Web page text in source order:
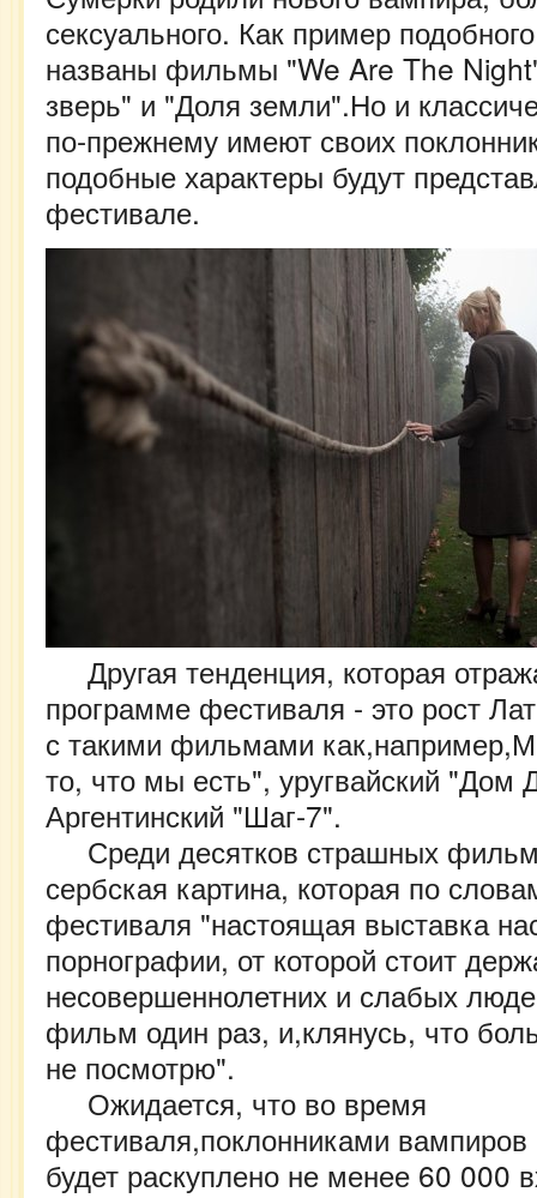
сексуального. Как пример
названы фильмы "We Are The
зверь" и "Доля земли".Но и
по-прежнему имеют своих
подобные характеры будут
фестивале.
Другая тенденция, которая
программе фестиваля - это рост
с такими фильмами
то, что мы есть", уругвайский "Дом
Аргентинский "Шаг-7".
Среди десятков страшных
сербская картина, которая по
фестиваля "настоящая выставка
порнографии, от которой стоит
несовершеннолетних и слабых
фильм один раз, и,клянусь, что
не посмотрю".
Ожидается, что во время
фестиваля,поклонниками
будет раскуплено не менее 60 000